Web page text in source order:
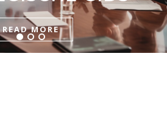
READ MORE
READ MORE
BEREKENEN?
READ MORE